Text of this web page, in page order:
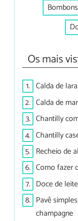
Os mais
1. Calda de
2. Calda de
3. Chantilly
4. Chantilly
5. Recheio de
6. Como fazer
7. Doce de
8. Pavê
champagne